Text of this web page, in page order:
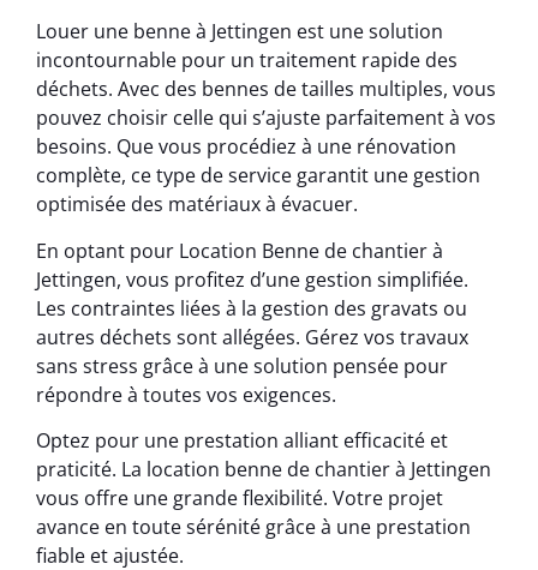
Louer une benne à Jettingen est une solution
incontournable pour un traitement rapide des
déchets. Avec des bennes de tailles multiples, vous
pouvez choisir celle qui s’ajuste parfaitement à vos
besoins. Que vous procédiez à une rénovation
complète, ce type de service garantit une gestion
optimisée des matériaux à évacuer.
En optant pour Location Benne de chantier à
Jettingen, vous profitez d’une gestion simplifiée.
Les contraintes liées à la gestion des gravats ou
autres déchets sont allégées. Gérez vos travaux
sans stress grâce à une solution pensée pour
répondre à toutes vos exigences.
Optez pour une prestation alliant efficacité et
praticité. La location benne de chantier à Jettingen
vous offre une grande flexibilité. Votre projet
avance en toute sérénité grâce à une prestation
fiable et ajustée.